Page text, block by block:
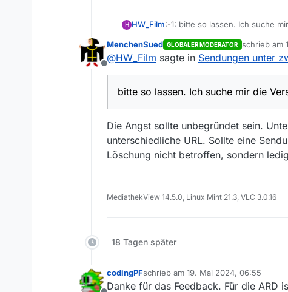
H HW_Film :-1: bitte so lassen. Ich suche
Offline
MenchenSued GLOBALER MODERATOR schrieb am
zuletzt
@HW_Film sagte in Sendungen unter
bitte so lassen. Ich suche mir die
Die Angst sollte unbegründet sein.
unterschiedliche URL. Sollte eine
Löschung nicht betroffen, sondern
MediathekView 14.5.0, Linux Mint 21.3, VLC 3.0.16
18 Tagen später
codingPFschrieb am 19. Mai 2024, 06:55
zuletzt editiert von
Danke für das Feedback. Für die ARD